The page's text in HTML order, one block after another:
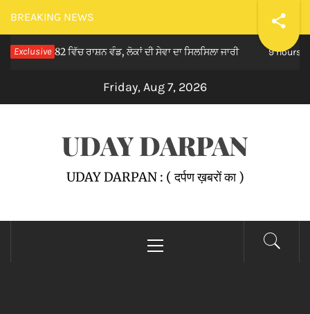
Skip
to
content
BREAKING NEWS
Exclusive
82 ਵਿੱਚ ਰਾਸ਼ਨ ਵੰਡ, ਲੋਕਾਂ ਦੀ ਸੇਵਾ ਦਾ ਸਿਲਸਿਲਾ ਜਾਰੀ 9 hours ago
Friday, Aug 7, 2026
UDAY DARPAN
UDAY DARPAN : ( दर्पण ख़बरों का )
Menu